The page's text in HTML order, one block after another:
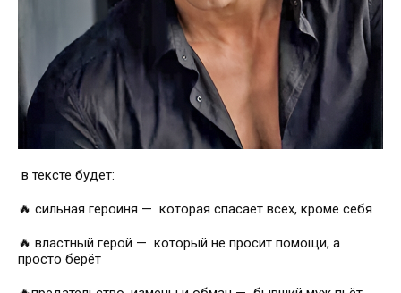
в тексте будет:
🔥 сильная героиня — которая спасает всех, кроме себя
🔥 властный герой — который не просит помощи, а
просто берёт